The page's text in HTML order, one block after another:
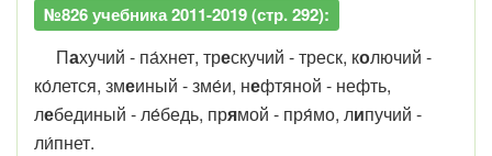
№826 учебника 2011-2019 (стр. 292):
Пахучий - па́хнет, трескучий - треск, колючий -
ко́лется, змеиный - зме́и, нефтяной - нефть,
лебединый - ле́бедь, прямой - пря́мо, липучий -
ли́пнет.